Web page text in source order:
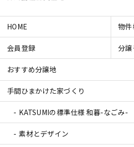
HOME 物件
会員登録 分譲
おすすめ分譲地
手間ひまかけた家づくり
KATSUMIの標準仕様 和暮-なごみ-
素材とデザイン